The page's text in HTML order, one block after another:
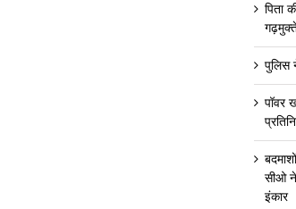
पिता
पुलिस
पॉवर
सीओ ने
इंकार